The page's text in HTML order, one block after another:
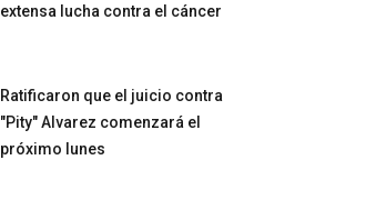
extensa lucha contra el cáncer
Ratificaron que el juicio contra
"Pity" Alvarez comenzará el
próximo lunes